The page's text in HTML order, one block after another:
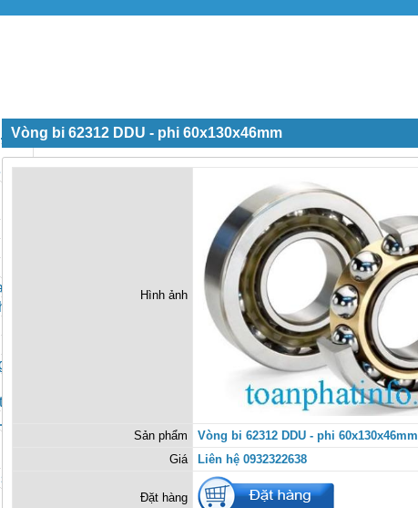
-
eo
tải
Vòng bi 62312 DDU - phi 60x130x46mm
Hình ảnh
Sản phẩm
Vòng bi 62312 DDU - phi 60x130x46mm
Giá
Liên hệ 0932322638
Đặt hàng